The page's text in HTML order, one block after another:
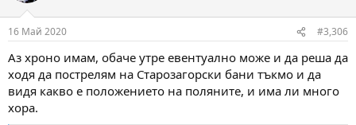
16 Май 2020 #3,306
Аз хроно имам, обаче утре евентуално може и да реша да
ходя да пострелям на Старозагорски бани тъкмо и да
видя какво е положението на поляните, и има ли много
хора.